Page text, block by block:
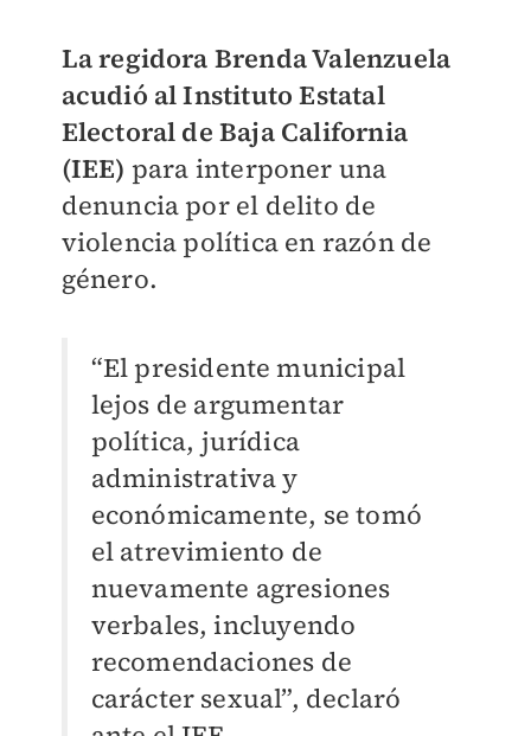
La regidora Brenda Valenzuela
acudió al Instituto Estatal
Electoral de Baja California
(IEE) para interponer una
denuncia por el delito de
violencia política en razón de
género.
“El presidente municipal
lejos de argumentar
política, jurídica
administrativa y
económicamente, se tomó
el atrevimiento de
nuevamente agresiones
verbales, incluyendo
recomendaciones de
carácter sexual”, declaró